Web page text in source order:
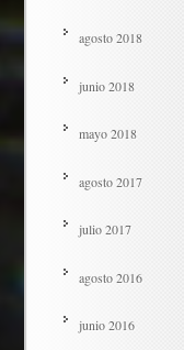
agosto 2018
junio 2018
mayo 2018
agosto 2017
julio 2017
agosto 2016
junio 2016